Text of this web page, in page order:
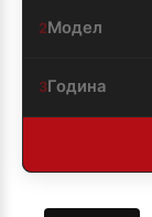
2Модел
3Година